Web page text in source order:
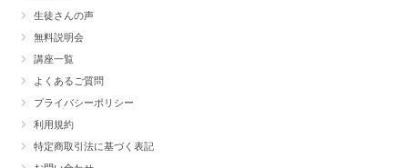
生徒さんの声
無料説明会
講座一覧
よくあるご質問
プライバシーポリシー
利用規約
特定商取引法に基づく表記